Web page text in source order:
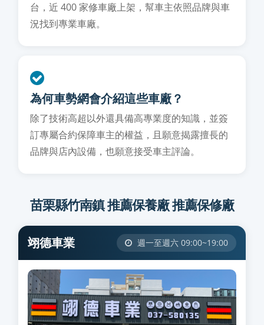
台，近 400 家修車廠上架，幫車主依照品牌與車
況找到專業車廠。
為何車勢網會介紹這些車廠？
除了技術高超以外還具備高專業度的知識，並簽
訂專屬合約保障車主的權益，且願意揭露擅長的
品牌與店內設備，也願意接受車主評論。
苗栗縣竹南鎮 推薦保養廠 推薦保修廠
翊德車業 週一至週六 09:00~19:00